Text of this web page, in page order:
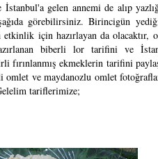
gelen annemi de alıp
görebilirsiniz. Birincigün
için hazırlayan da olacaktır,
biberli lor tarifini ve
fırınlanmış ekmeklerin tarifini
omlet ve maydanozlu omlet
tariflerimize;